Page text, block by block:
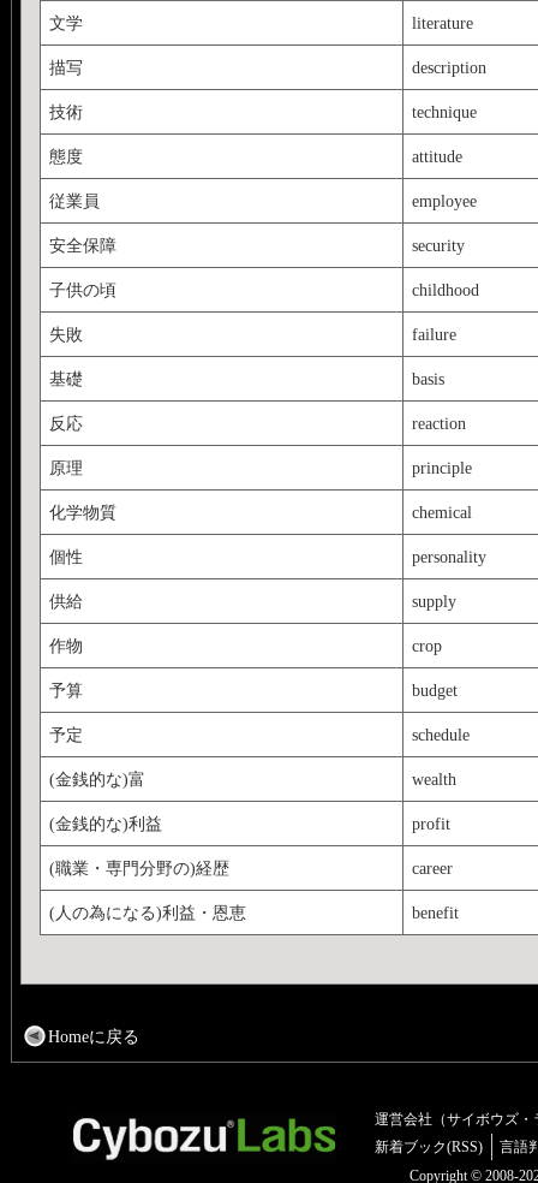
文学 literature
描写 description
技術 technique
態度 attitude
従業員 employee
安全保障 security
子供の頃 childhood
失敗 failure
基礎 basis
反応 reaction
原理 principle
化学物質 chemical
個性 personality
供給 supply
作物 crop
予算 budget
予定 schedule
(金銭的な)富 wealth
(金銭的な)利益 profit
(職業・専門分野の)経歴 career
(人の為になる)利益・恩恵 benefit
Homeに戻る
運営会社（サイボウズ・
新着ブック(RSS)
言語
Copyright © 2008-